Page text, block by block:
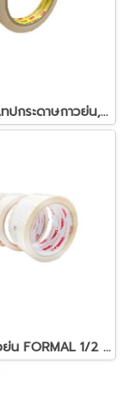
Scotch® เทปกระดาษกาวย่น, 18 มม x 25 หลา
กระดาษกาวย่น FORMAL 1/2 3/4 1.5" / 2"